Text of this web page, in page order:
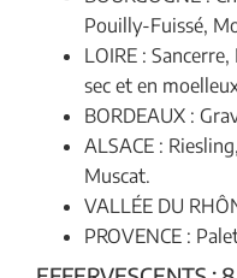
Pouilly-Fuissé,
LOIRE :
sec et en
BORDEAUX :
ALSACE :
Muscat.
VALLÉE DU
PROVENCE :